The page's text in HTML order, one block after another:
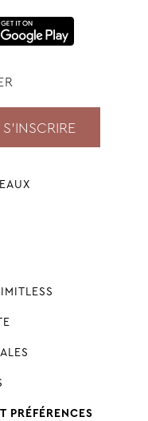
PRÉFÉRENCES